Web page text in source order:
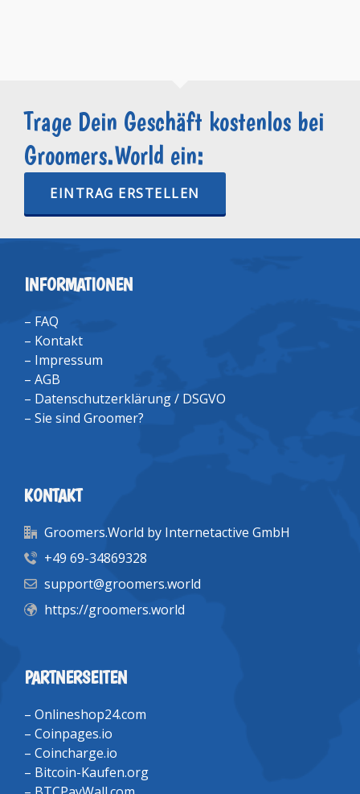
Trage Dein Geschäft kostenlos bei
Groomers.World ein:
EINTRAG ERSTELLEN
INFORMATIONEN
– FAQ
– Kontakt
– Impressum
– AGB
– Datenschutzerklärung / DSGVO
– Sie sind Groomer?
KONTAKT
Groomers.World by Internetactive GmbH
+49 69-34869328
support@groomers.world
https://groomers.world
PARTNERSEITEN
– Onlineshop24.com
– Coinpages.io
– Coincharge.io
– Bitcoin-Kaufen.org